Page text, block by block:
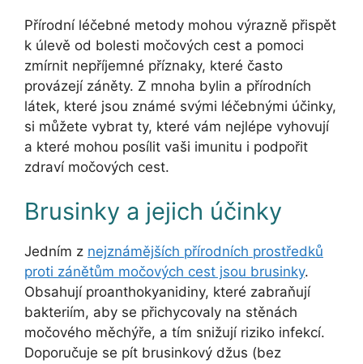
Přírodní léčebné metody mohou výrazně přispět
k úlevě od bolesti močových cest a pomoci
zmírnit nepříjemné příznaky, které často
provázejí záněty. Z mnoha bylin a přírodních
látek, které jsou známé svými léčebnými účinky,
si můžete vybrat ty, které vám nejlépe vyhovují
a které mohou posílit vaši imunitu i podpořit
zdraví močových cest.
Brusinky a jejich účinky
Jedním z nejznámějších přírodních prostředků
proti zánětům močových cest jsou brusinky.
Obsahují proanthokyanidiny, které zabraňují
bakteriím, aby se přichycovaly na stěnách
močového měchýře, a tím snižují riziko infekcí.
Doporučuje se pít brusinkový džus (bez